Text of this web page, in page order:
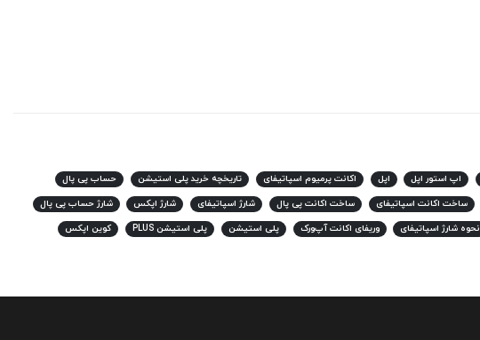
اپ استور اپل اپل اکانت پرمیوم اسپاتیفای تاریخچه خرید پلی استیشن
حساب پی پال
ساخت اکانت اسپاتیفای ساخت اکانت پی پال شارژ اسپاتیفای شارژ اپکس
شارژ حساب پی پال
نحوه شارژ اسپاتیفای وریفای اکانت آپ‌ورک پلی استیشن پلی استیشن PLUS
کوین اپکس